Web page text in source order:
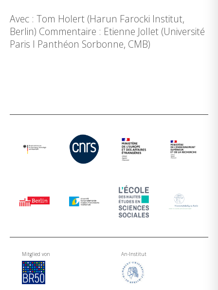
Avec : Tom Holert (Harun Farocki Institut,
Berlin) Commentaire : Etienne Jollet (Université
Paris I Panthéon Sorbonne, CMB)
Mitglied von An-Institut